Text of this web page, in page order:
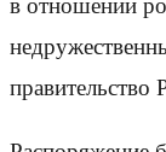
в отношении
правительство